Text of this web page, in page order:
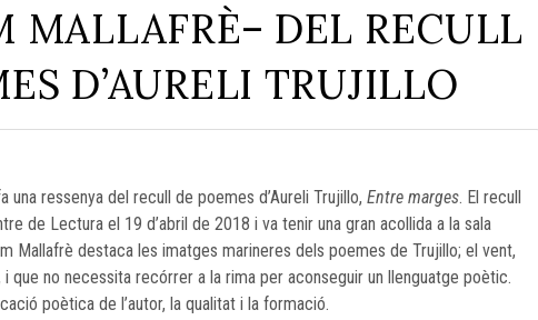
MALLAFRÈ– DEL RECULL
D’AURELI TRUJILLO
una ressenya del recull de poemes d’Aureli Trujillo, Entre marges. El recull
de Lectura el 19 d’abril de 2018 i va tenir una gran acollida a la sala
Mallafrè destaca les imatges marineres dels poemes de Trujillo; el vent,
que no necessita recórrer a la rima per aconseguir un llenguatge poètic.
poètica de l’autor, la qualitat i la formació.